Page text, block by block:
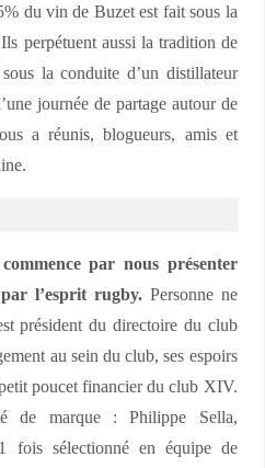
du vin de Buzet est fait sous la
perpétuent aussi la tradition de
la conduite d’un distillateur
journée de partage autour de
a réunis, blogueurs, amis et
par nous présenter
l’esprit rugby.Personne ne
président du directoire du club
au sein du club, ses espoirs
poucet financier du club XIV.
de marque : Philippe Sella,
fois sélectionné en équipe de